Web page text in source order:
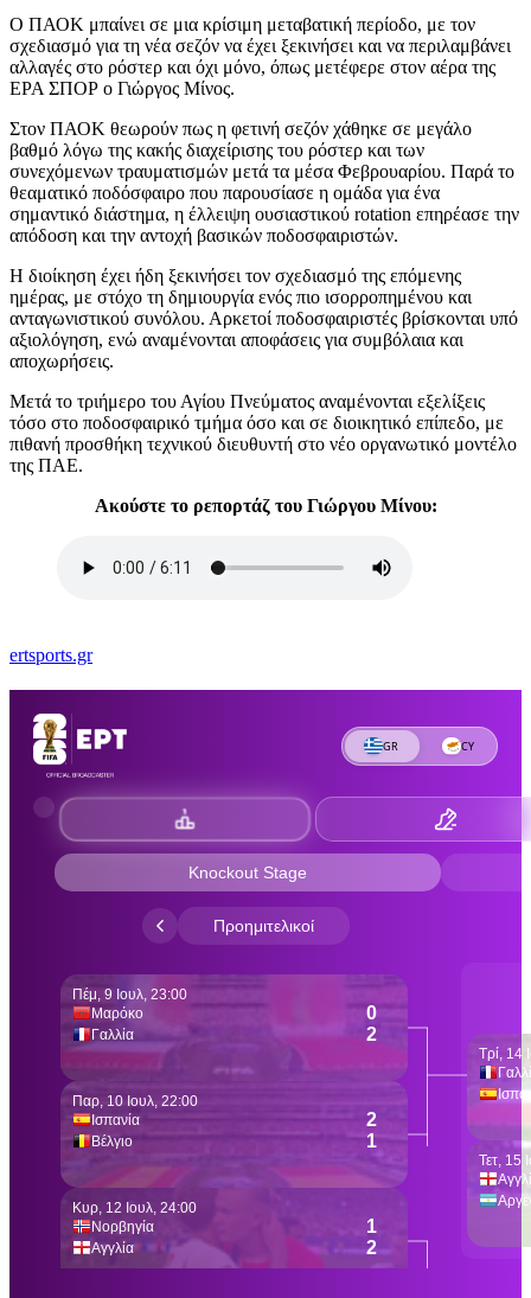
Ο ΠΑΟΚ μπαίνει σε μια κρίσιμη μεταβατική περίοδο, με τον
σχεδιασμό για τη νέα σεζόν να έχει ξεκινήσει και να περιλαμβάνει
αλλαγές στο ρόστερ και όχι μόνο, όπως μετέφερε στον αέρα της
ΕΡΑ ΣΠΟΡ ο Γιώργος Μίνος.
Στον ΠΑΟΚ θεωρούν πως η φετινή σεζόν χάθηκε σε μεγάλο
βαθμό λόγω της κακής διαχείρισης του ρόστερ και των
συνεχόμενων τραυματισμών μετά τα μέσα Φεβρουαρίου. Παρά το
θεαματικό ποδόσφαιρο που παρουσίασε η ομάδα για ένα
σημαντικό διάστημα, η έλλειψη ουσιαστικού rotation επηρέασε την
απόδοση και την αντοχή βασικών ποδοσφαιριστών.
Η διοίκηση έχει ήδη ξεκινήσει τον σχεδιασμό της επόμενης
ημέρας, με στόχο τη δημιουργία ενός πιο ισορροπημένου και
ανταγωνιστικού συνόλου. Αρκετοί ποδοσφαιριστές βρίσκονται υπό
αξιολόγηση, ενώ αναμένονται αποφάσεις για συμβόλαια και
αποχωρήσεις.
Μετά το τριήμερο του Αγίου Πνεύματος αναμένονται εξελίξεις
τόσο στο ποδοσφαιρικό τμήμα όσο και σε διοικητικό επίπεδο, με
πιθανή προσθήκη τεχνικού διευθυντή στο νέο οργανωτικό μοντέλο
της ΠΑΕ.
Ακούστε το ρεπορτάζ του Γιώργου Μίνου:
ertsports.gr